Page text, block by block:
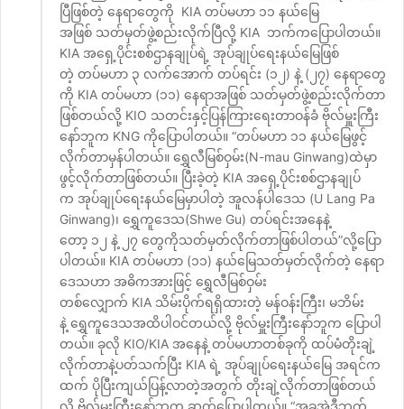
ပြီဖြစ်တဲ့ နေရာတွေကို KIA တပ်မဟာ ၁၁ နယ်မြေ
အဖြစ် သတ်မှတ်ဖွဲ့စည်းလိုက်ပြီလို့ KIA ဘက်ကပြောပါတယ်။
KIA အရှေ့ပိုင်းစစ်ဌာနချုပ်ရဲ့ အုပ်ချုပ်ရေးနယ်မြေဖြစ်
တဲ့ တပ်မဟာ ၃ လက်အောက် တပ်ရင်း (၁၂) နဲ့ (၂၇) နေရာတွေ
ကို KIA တပ်မဟာ (၁၁) နေရာအဖြစ် သတ်မှတ်ဖွဲ့စည်းလိုက်တာ
ဖြစ်တယ်လို့ KIO သတင်းနှင့်ပြန်ကြားရေးတာဝန်ခံ ဗိုလ်မှူးကြီး
နော်ဘူက KNG ကိုပြောပါတယ်။ “တပ်မဟာ ၁၁ နယ်မြေဖွင့်
လိုက်တာမှန်ပါတယ်။ ရွှေလီမြစ်ဝှမ်း(N-mau Ginwang)ထဲမှာ
ဖွင့်လိုက်တာဖြစ်တယ်။ ပြီးခဲ့တဲ့ KIA အရှေ့ပိုင်းစစ်ဌာနချုပ်
က အုပ်ချုပ်ရေးနယ်မြေမှာပါတဲ့ အူလန်ပါဒေသ (U Lang Pa
Ginwang)၊ ရွှေကူဒေသ(Shwe Gu) တပ်ရင်းအနေနဲ့
တော့ ၁၂ နဲ့ ၂၇ တွေကိုသတ်မှတ်လိုက်တာဖြစ်ပါတယ်”လို့ပြော
ပါတယ်။ KIA တပ်မဟာ (၁၁) နယ်မြေသတ်မှတ်လိုက်တဲ့ နေရာ
ဒေသဟာ အဓိကအားဖြင့် ရွှေလီမြစ်ဝှမ်း
တစ်လျှောက် KIA သိမ်းပိုက်ရရှိထားတဲ့ မန်ဝန်းကြီး၊ မဘိမ်း
နဲ့ ရွှေကူဒေသအထိပါဝင်တယ်လို့ ဗိုလ်မှူးကြီးနော်ဘူက ပြောပါ
တယ်။ ခုလို KIO/KIA အနေနဲ့ တပ်မဟာတစ်ခုကို ထပ်မံတိုးချဲ့
လိုက်တာနဲ့ပတ်သက်ပြီး KIA ရဲ့ အုပ်ချုပ်ရေးနယ်မြေ အရင်က
ထက် ပိုပြီးကျယ်ပြန့်လာတဲ့အတွက် တိုးချဲ့လိုက်တာဖြစ်တယ်
လို့ ဗိုလ်မှူးကြီးနော်ဘူက ဆက်ပြောပါတယ်။ “အခုအဲဒီဘက်